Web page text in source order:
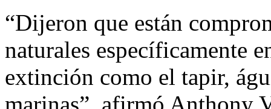
“Dijeron que están
naturales específicamente
extinción como el tapir,